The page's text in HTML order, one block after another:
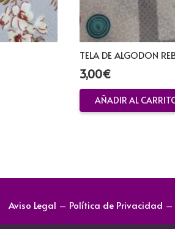
TELA DE ALGODON
3,00€
AÑADIR AL
Aviso Legal – Política de Privacidad –